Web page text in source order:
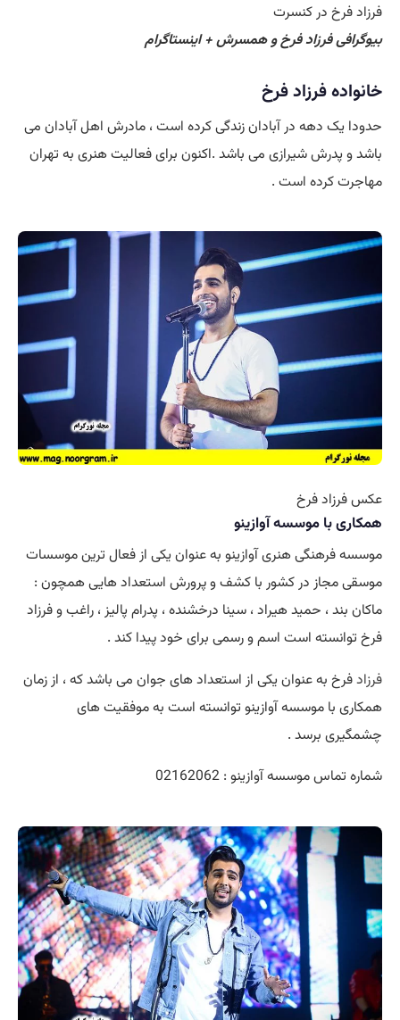
در کنسرت
فرزاد فرخ و همسرش + اینستاگرام
فرزاد فرخ
دهه در آبادان زندگی کرده است ، مادرش اهل آبادان می
شیرازی می باشد .اکنون برای فعالیت هنری به تهران
کرده است .
فرخ
با موسسه آوازینو
هنری آوازینو به عنوان یکی از فعال ترین موسسات
در کشور با کشف و پرورش استعداد هایی همچون :
، حمید هیراد ، سینا درخشنده ، پدرام پالیز ، راغب و فرزاد
است اسم و رسمی برای خود پیدا کند .
به عنوان یکی از استعداد های جوان می باشد که ، از زمان
با موسسه آوازینو توانسته است به موفقیت های
برسد .
موسسه آوازینو : 02162062